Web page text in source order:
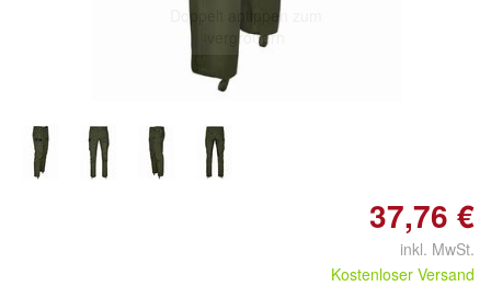
Doppelt antippen zum
vergrößern
37,76 €
inkl. MwSt.
Kostenloser Versand